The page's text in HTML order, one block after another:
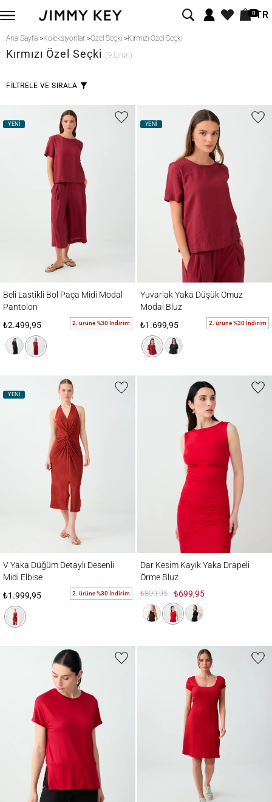
0TR
Ana Sayfa >Koleksiyonlar >Özel Seçki >Kırmızı Özel Seçki
Kırmızı Özel Seçki (9 Ürün)
FİLTRELE VE SIRALA
YENİ
Beli Lastikli Bol Paça Midi Modal
Pantolon
₺2.499,95
2. ürüne %30 İndirim
YENİ
Yuvarlak Yaka Düşük Omuz
Modal Bluz
₺1.699,95
2. ürüne %30 İndirim
YENİ
V Yaka Düğüm Detaylı Desenli
Midi Elbise
₺1.999,95
2. ürüne %30 İndirim
Dar Kesim Kayık Yaka Drapeli
Örme Bluz
₺899,95 ₺699,95